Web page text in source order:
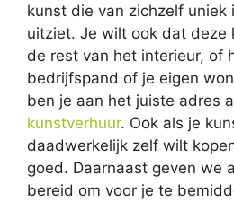
kunst die van zichzelf uniek
uitziet. Je wilt ook dat deze
de rest van het interieur, of
bedrijfspand of je eigen
ben je aan het juiste adres
kunstverhuur. Ook als je
daadwerkelijk zelf wilt
goed. Daarnaast geven we
bereid om voor je te